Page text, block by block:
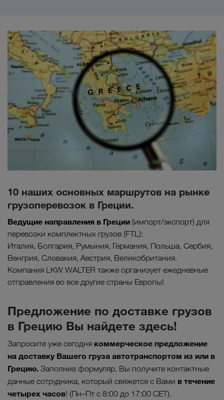
10 наших основных маршрутов на рынке
грузоперевозок в Греции.
Ведущие направления в Греции (импорт/экспорт) для
перевозки комплектных грузов (FTL):
Италия, Болгария, Румыния, Германия, Польша, Сербия,
Венгрия, Словакия, Австрия, Великобритания.
Компания LKW WALTER также организует ежедневные
отправления во все другие страны Европы!
Предложение по доставке грузов
в Грецию Вы найдете здесь!
Запросите уже сегодня коммерческое предложение
на доставку Вашего груза автотранспортом из или в
Грецию. Заполнив формуляр, Вы получите контактные
данные сотрудника, который свяжется с Вами в течение
четырех часов! (Пн–Пт с 8:00 до 17:00 CET).